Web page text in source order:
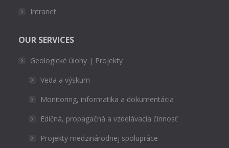
Intranet
OUR SERVICES
Geologické úlohy | Projekty
Veda a výskum
Monitoring, informatika a dokumentácia
Edičná, propagačná a vzdelávacia činnosť
Projekty medzinárodnej spolupráce